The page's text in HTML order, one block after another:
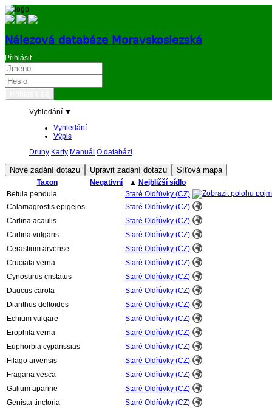
Nálezová databáze Moravskoslezská
Přihlásit
Vyhledání ▼
Vyhledání
Výpis
Druhy Karty Manuál O databázi
Taxon Negativní ▲ Nejbližší sídlo
Betula pendula
Staré Oldřůvky (CZ)
Calamagrostis epigejos
Staré Oldřůvky (CZ)
Carlina acaulis
Staré Oldřůvky (CZ)
Carlina vulgaris
Staré Oldřůvky (CZ)
Cerastium arvense
Staré Oldřůvky (CZ)
Cruciata verna
Staré Oldřůvky (CZ)
Cynosurus cristatus
Staré Oldřůvky (CZ)
Daucus carota
Staré Oldřůvky (CZ)
Dianthus deltoides
Staré Oldřůvky (CZ)
Echium vulgare
Staré Oldřůvky (CZ)
Erophila verna
Staré Oldřůvky (CZ)
Euphorbia cyparissias
Staré Oldřůvky (CZ)
Filago arvensis
Staré Oldřůvky (CZ)
Fragaria vesca
Staré Oldřůvky (CZ)
Galium aparine
Staré Oldřůvky (CZ)
Genista tinctoria
Staré Oldřůvky (CZ)